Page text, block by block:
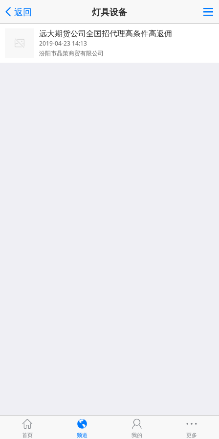
返回 灯具设备
远大期货公司全国招代理高条件高返佣
2019-04-23 14:13
汾阳市晶策商贸有限公司
首页 频道 我的 更多